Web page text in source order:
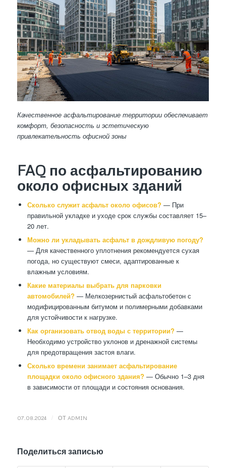
Качественное асфальтирование территории обеспечивает
комфорт, безопасность и эстетическую
привлекательность офисной зоны
FAQ по асфальтированию
около офисных зданий
Сколько служит асфальт около офисов? — При
правильной укладке и уходе срок службы составляет 15–
20 лет.
Можно ли укладывать асфальт в дождливую погоду?
— Для качественного уплотнения рекомендуется сухая
погода, но существуют смеси, адаптированные к
влажным условиям.
Какие материалы выбрать для парковки
автомобилей? — Мелкозернистый асфальтобетон с
модифицированным битумом и полимерными добавками
для устойчивости к нагрузке.
Как организовать отвод воды с территории? —
Необходимо устройство уклонов и дренажной системы
для предотвращения застоя влаги.
Сколько времени занимает асфальтирование
площадки около офисного здания? — Обычно 1–3 дня
в зависимости от площади и состояния основания.
07.08.2024 ОТ ADMIN
Поделиться записью